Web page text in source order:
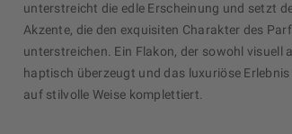
unterstreicht die edle Erscheinung und setzt
Akzente, die den exquisiten Charakter des
unterstreichen. Ein Flakon, der sowohl visuell
haptisch überzeugt und das luxuriöse
auf stilvolle Weise komplettiert.